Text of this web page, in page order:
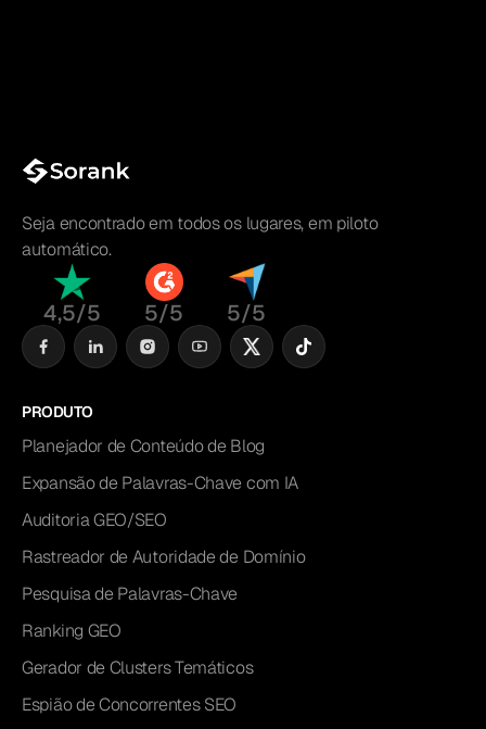
Seja encontrado em todos os lugares, em piloto
automático.
4,5/5 5/5 5/5
PRODUTO
Planejador de Conteúdo de Blog
Expansão de Palavras-Chave com IA
Auditoria GEO/SEO
Rastreador de Autoridade de Domínio
Pesquisa de Palavras-Chave
Ranking GEO
Gerador de Clusters Temáticos
Espião de Concorrentes SEO